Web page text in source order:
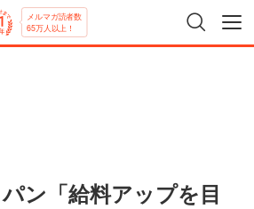
メルマガ読者数
65万人以上！
ン「給料アップを目